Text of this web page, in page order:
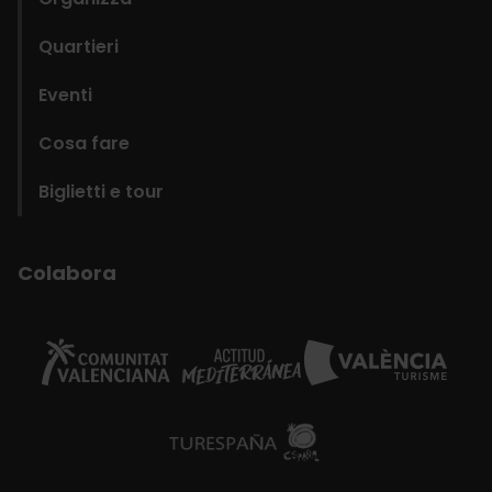
Quartieri
Eventi
Cosa fare
Biglietti e tour
Colabora